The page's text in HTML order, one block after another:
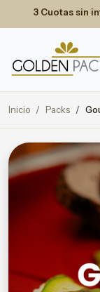
3 Cuotas sin
Inicio Packs